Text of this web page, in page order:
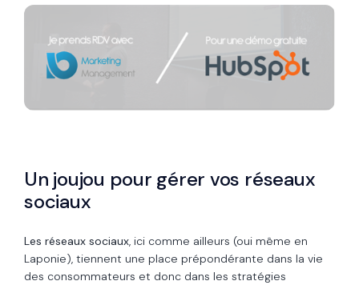
Un joujou pour gérer vos réseaux
sociaux
Les réseaux sociaux, ici comme ailleurs (oui même en
Laponie), tiennent une place prépondérante dans la vie
des consommateurs et donc dans les stratégies